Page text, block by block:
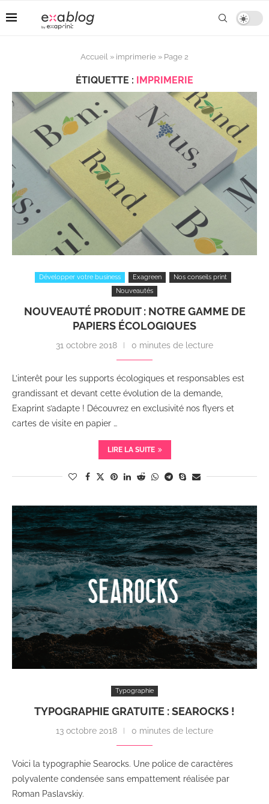
Accueil » imprimerie » Page 2
ÉTIQUETTE : IMPRIMERIE
Développer votre business Exagreen
Nos conseils print
Nouveautés
NOUVEAUTÉ PRODUIT : NOTRE GAMME DE
PAPIERS ÉCOLOGIQUES
31 octobre 2018 0 minutes de lecture
L’interêt pour les supports écologiques et responsables est
grandissant et devant cette évolution de la demande,
Exaprint s’adapte ! Découvrez en exclusivité nos flyers et
cartes de visite en papier …
LIRE LA SUITE
Typographie
TYPOGRAPHIE GRATUITE : SEAROCKS !
13 octobre 2018 0 minutes de lecture
Voici la typographie Searocks. Une police de caractères
polyvalente condensée sans empattement réalisée par
Roman Paslavskiy.